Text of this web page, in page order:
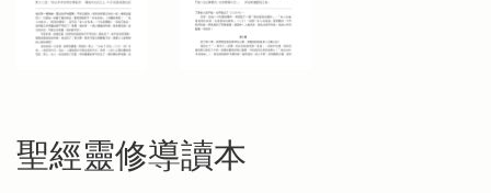
聖經靈修導讀本